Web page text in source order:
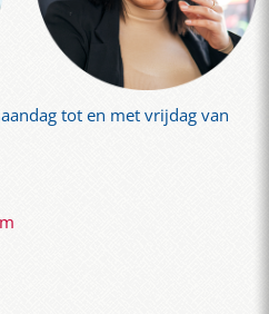
tot en met vrijdag van